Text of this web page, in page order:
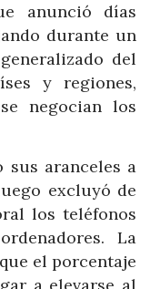
anunció días
durante un
del
y regiones,
negocian los
sus aranceles a
excluyó de
los teléfonos
La
el porcentaje
a elevarse al